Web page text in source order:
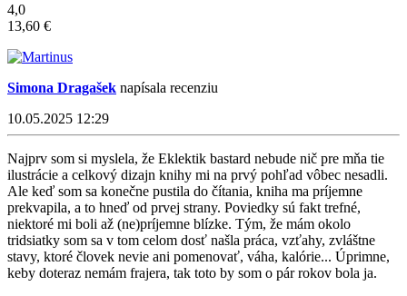
4,0
13,60 €
Simona Dragašek napísala recenziu
10.05.2025 12:29
Najprv som si myslela, že Eklektik bastard nebude nič pre mňa tie
ilustrácie a celkový dizajn knihy mi na prvý pohľad vôbec nesadli.
Ale keď som sa konečne pustila do čítania, kniha ma príjemne
prekvapila, a to hneď od prvej strany. Poviedky sú fakt trefné,
niektoré mi boli až (ne)príjemne blízke. Tým, že mám okolo
tridsiatky som sa v tom celom dosť našla práca, vzťahy, zvláštne
stavy, ktoré človek nevie ani pomenovať, váha, kalórie... Úprimne,
keby doteraz nemám frajera, tak toto by som o pár rokov bola ja.